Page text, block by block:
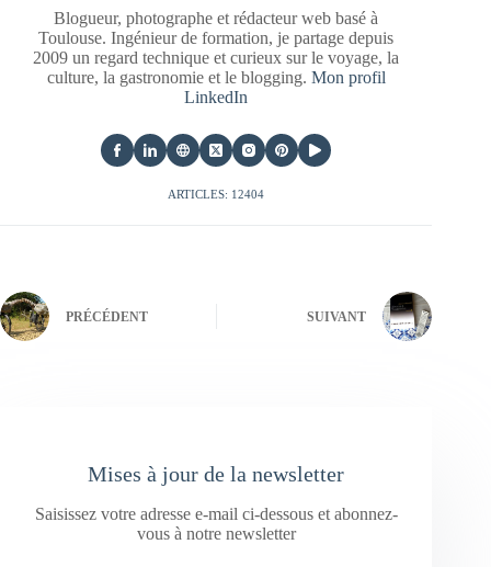
Blogueur, photographe et rédacteur web basé à
Toulouse. Ingénieur de formation, je partage depuis
2009 un regard technique et curieux sur le voyage, la
culture, la gastronomie et le blogging. Mon profil
LinkedIn
ARTICLES: 12404
PRÉCÉDENT SUIVANT
Mises à jour de la newsletter
Saisissez votre adresse e-mail ci-dessous et abonnez-
vous à notre newsletter